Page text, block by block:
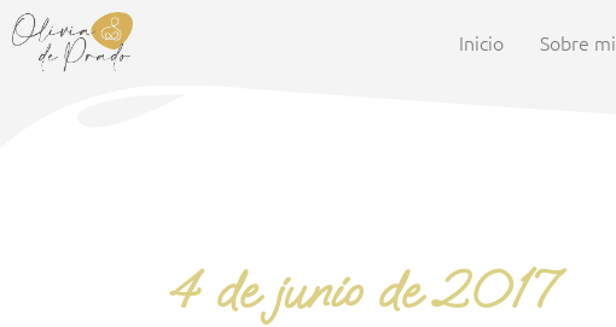
contenido
Inicio Sobre mi
4 de junio de 2017